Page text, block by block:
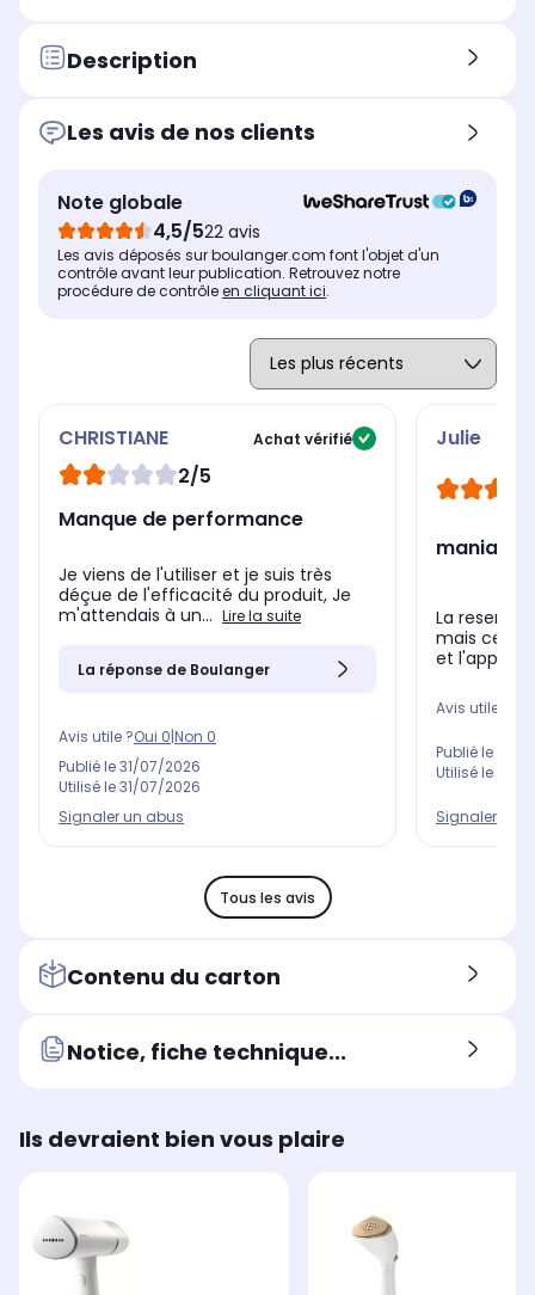
0,92 Kg
2,5 m
Choix de débit vapeur
Non
2,0 m
Description
Les avis de nos clients
Note globale
4,5/522 avis
Les avis déposés sur boulanger.com font l'objet d'un
contrôle avant leur publication. Retrouvez notre
procédure de contrôleen cliquant ici.
CHRISTIANE Achat vérifié
2/5
Manque de performance
Je viens de l'utiliser et je suis très
déçue de l'efficacité du produit, Je
m'attendais à un... Lire la suite
La réponse de Boulanger
Avis utile ?Oui 0|Non 0
Publié le31/07/2026
Utilisé le31/07/2026
Signaler un abus
Julie
La reserve
mais cela
et
Avis utile ?
Publié le
Utilisé le
Signaler un
Tous les avis
Contenu du carton
Notice, fiche technique...
Ils devraient bien vous plaire